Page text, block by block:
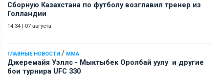
Сборную Казахстана по футболу возглавил тренер из
Голландии
14:34 | 07 августа
ГЛАВНЫЕ НОВОСТИ / ММА
Джеремайя Уэллс - Мыктыбек Оролбай уулу и другие
бои турнира UFC 330